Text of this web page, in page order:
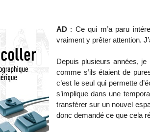
AD : Ce qui m’a paru
vraiment y prêter attention.
Depuis plusieurs années, je
comme s’ils étaient de
c’est le seul qui permette
s’implique dans une
transférer sur un nouvel
donc demandé ce que cela